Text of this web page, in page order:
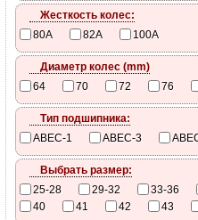
Жесткость колес:
80A
82A 100A
Диаметр колес (mm)
64
70 72 76
Тип подшипника:
ABEC-1
ABEC-3
Выбрать размер:
25-28
29-32
33-36
40
41 42 43